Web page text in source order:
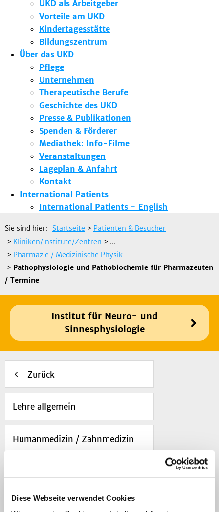
Diese Webseite verwendet Cookies
UKD als Arbeitgeber
Vorteile am UKD
Kindertagesstätte
Bildungszentrum
Über das UKD
Pflege
Unternehmen
Therapeutische Berufe
Geschichte des UKD
Presse & Publikationen
Spenden & Förderer
Mediathek: Info-Filme
Veranstaltungen
Lageplan & Anfahrt
Kontakt
International Patients
International Patients - English
Sie sind hier: Startseite > Patienten & Besucher
> Kliniken/Institute/Zentren > ...
> Pharmazie / Medizinische Physik
> Pathophysiologie und Pathobiochemie für Pharmazeuten
/ Termine
Institut für Neuro- und
Sinnesphysiologie
Zurück
Lehre allgemein
Humanmedizin / Zahnmedizin